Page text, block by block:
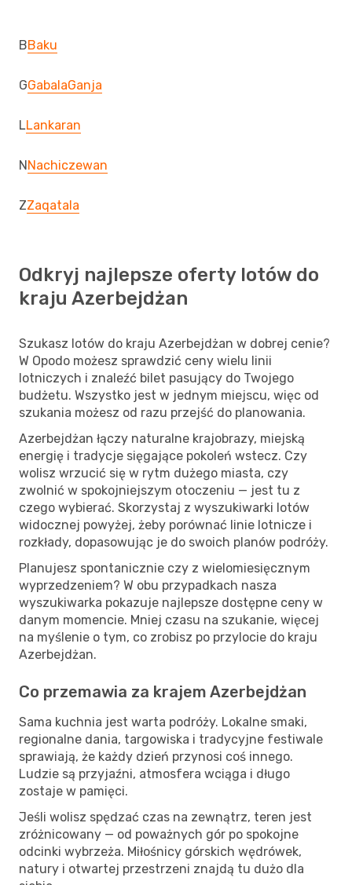
BBaku
GGabalaGanja
LLankaran
NNachiczewan
ZZaqatala
Odkryj najlepsze oferty lotów do
kraju Azerbejdżan
Szukasz lotów do kraju Azerbejdżan w dobrej cenie?
W Opodo możesz sprawdzić ceny wielu linii
lotniczych i znaleźć bilet pasujący do Twojego
budżetu. Wszystko jest w jednym miejscu, więc od
szukania możesz od razu przejść do planowania.
Azerbejdżan łączy naturalne krajobrazy, miejską
energię i tradycje sięgające pokoleń wstecz. Czy
wolisz wrzucić się w rytm dużego miasta, czy
zwolnić w spokojniejszym otoczeniu — jest tu z
czego wybierać. Skorzystaj z wyszukiwarki lotów
widocznej powyżej, żeby porównać linie lotnicze i
rozkłady, dopasowując je do swoich planów podróży.
Planujesz spontanicznie czy z wielomiesięcznym
wyprzedzeniem? W obu przypadkach nasza
wyszukiwarka pokazuje najlepsze dostępne ceny w
danym momencie. Mniej czasu na szukanie, więcej
na myślenie o tym, co zrobisz po przylocie do kraju
Azerbejdżan.
Co przemawia za krajem Azerbejdżan
Sama kuchnia jest warta podróży. Lokalne smaki,
regionalne dania, targowiska i tradycyjne festiwale
sprawiają, że każdy dzień przynosi coś innego.
Ludzie są przyjaźni, atmosfera wciąga i długo
zostaje w pamięci.
Jeśli wolisz spędzać czas na zewnątrz, teren jest
zróżnicowany — od poważnych gór po spokojne
odcinki wybrzeża. Miłośnicy górskich wędrówek,
natury i otwartej przestrzeni znajdą tu dużo dla